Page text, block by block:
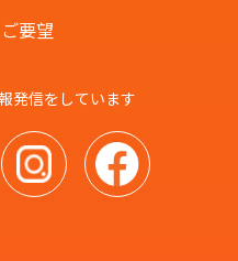
要望
発信をしています